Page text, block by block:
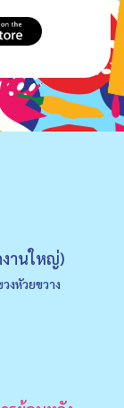
านใหญ่)
หัวยขวาง